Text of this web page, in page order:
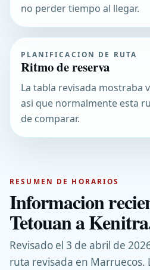
no perder tiempo al llegar.
PLANIFICACION DE RUTA
Ritmo de reserva
La tabla revisada mostraba
asi que normalmente esta
de comparar.
RESUMEN DE HORARIOS
Informacion
Tetouan a
Revisado el 3 de abril de
ruta revisada en Marruecos.